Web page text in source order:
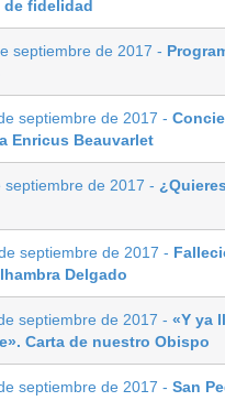
de fidelidad
septiembre de 2017 -
septiembre de 2017 -
Enricus Beauvarlet
septiembre de 2017 -
septiembre de 2017 -
Delgado
septiembre de 2017 - «Y ya
Carta de nuestro Obispo
septiembre de 2017 - San